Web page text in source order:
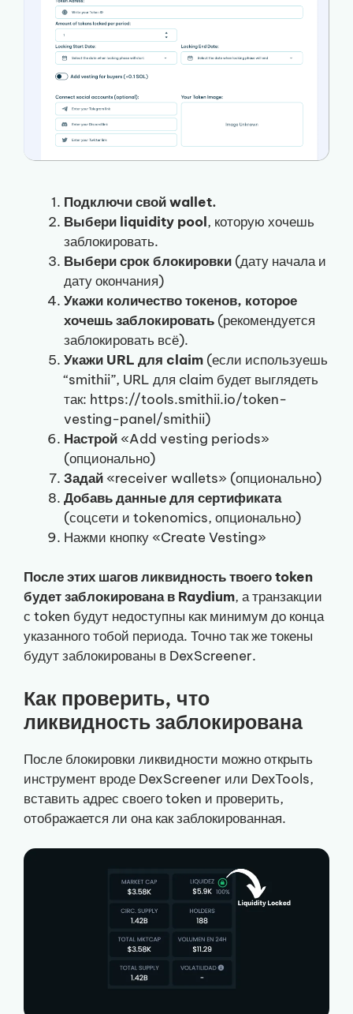
Подключи свой wallet.
Выбери liquidity pool, которую хочешь
заблокировать.
Выбери срок блокировки (дату начала и
дату окончания)
Укажи количество токенов, которое
хочешь заблокировать (рекомендуется
заблокировать всё).
Укажи URL для claim (если используешь
“smithii”, URL для claim будет выглядеть
так: https://tools.smithii.io/token-
vesting-panel/smithii)
Настрой «Add vesting periods»
(опционально)
Задай «receiver wallets» (опционально)
Добавь данные для сертификата
(соцсети и tokenomics, опционально)
Нажми кнопку «Create Vesting»
После этих шагов ликвидность твоего token
будет заблокирована в Raydium, а транзакции
с token будут недоступны как минимум до конца
указанного тобой периода. Точно так же токены
будут заблокированы в DexScreener.
Как проверить, что
ликвидность заблокирована
После блокировки ликвидности можно открыть
инструмент вроде DexScreener или DexTools,
вставить адрес своего token и проверить,
отображается ли она как заблокированная.